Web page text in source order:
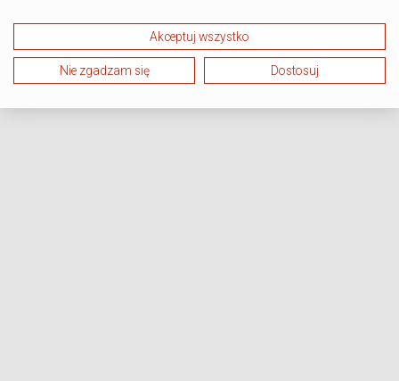
Akceptuj wszystko
Nie zgadzam się Dostosuj